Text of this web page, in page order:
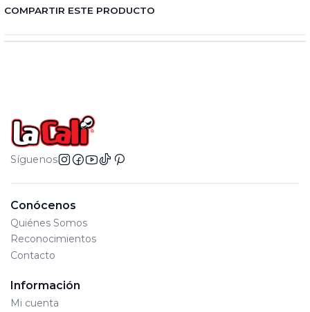
Lote de Producción: Se encuentra en el empaque
COMPARTIR ESTE PRODUCTO
Síguenos
Conócenos
Quiénes Somos
Reconocimientos
Contacto
Información
Mi cuenta